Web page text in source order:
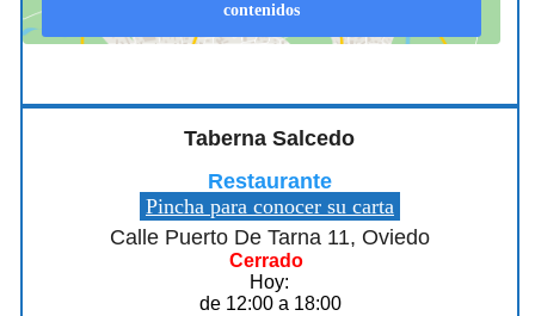
contenidos
Taberna Salcedo
Restaurante
Pincha para conocer su carta
Calle Puerto De Tarna 11, Oviedo
Cerrado
Hoy:
de 12:00 a 18:00